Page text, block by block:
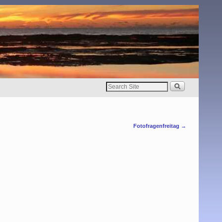
Fotofragenfreitag →